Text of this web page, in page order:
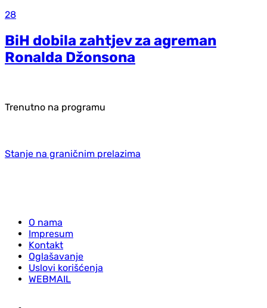
28
BiH dobila zahtjev za agreman
Ronalda Džonsona
Trenutno na programu
Stanje na graničnim prelazima
O nama
Impresum
Kontakt
Oglašavanje
Uslovi korišćenja
WEBMAIL